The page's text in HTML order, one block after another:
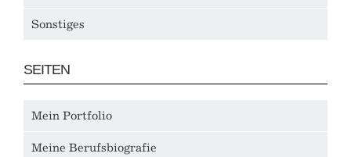
Sonstiges
SEITEN
Mein Portfolio
Meine Berufsbiografie